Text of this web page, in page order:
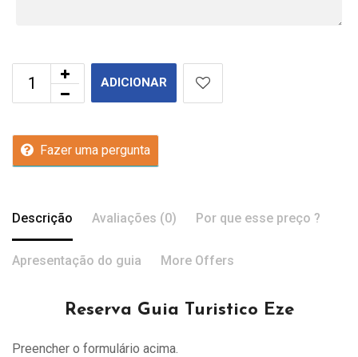
ADICIONAR
Fazer uma pergunta
Descrição Avaliações (0) Por que esse preço ?
Apresentação do guia More Offers
Reserva Guia Turistico Eze
Preencher o formulário acima.